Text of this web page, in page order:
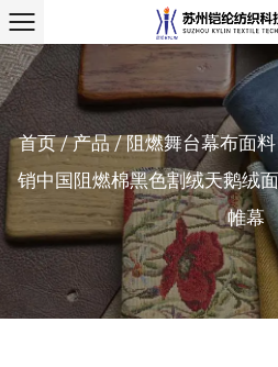
首页/产品/阻燃舞台幕布面料
销中国阻燃棉黑色割绒天鹅绒
帷幕